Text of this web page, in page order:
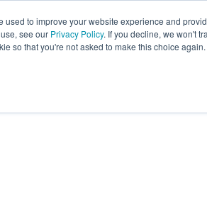
to improve your website experience and
see our Privacy Policy. If you decline, we won't
so that you're not asked to make this choice again.